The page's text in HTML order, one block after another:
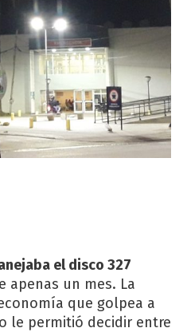
el disco 327
apenas un mes. La
que golpea a
le permitió decidir entre